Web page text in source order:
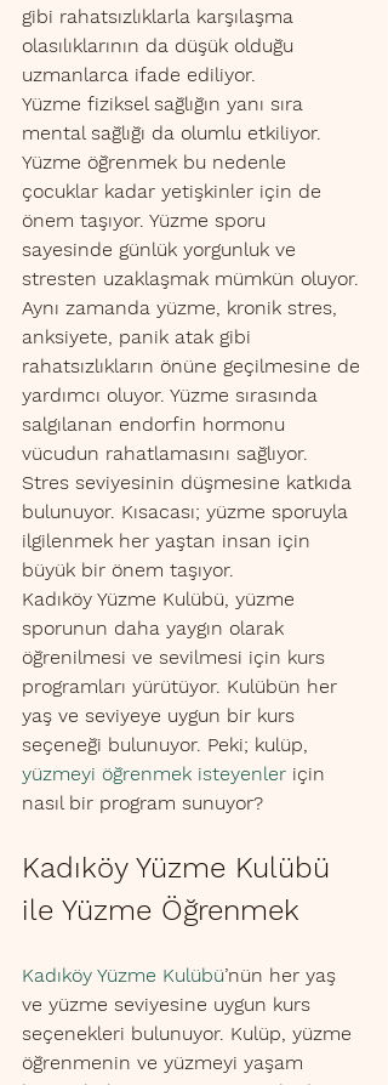
gibi rahatsızlıklarla karşılaşma
olasılıklarının da düşük olduğu
uzmanlarca ifade ediliyor.
Yüzme fiziksel sağlığın yanı sıra
mental sağlığı da olumlu etkiliyor.
Yüzme öğrenmek bu nedenle
çocuklar kadar yetişkinler için de
önem taşıyor. Yüzme sporu
sayesinde günlük yorgunluk ve
stresten uzaklaşmak mümkün oluyor.
Aynı zamanda yüzme, kronik stres,
anksiyete, panik atak gibi
rahatsızlıkların önüne geçilmesine de
yardımcı oluyor. Yüzme sırasında
salgılanan endorfin hormonu
vücudun rahatlamasını sağlıyor.
Stres seviyesinin düşmesine katkıda
bulunuyor. Kısacası; yüzme sporuyla
ilgilenmek her yaştan insan için
büyük bir önem taşıyor.
Kadıköy Yüzme Kulübü, yüzme
sporunun daha yaygın olarak
öğrenilmesi ve sevilmesi için kurs
programları yürütüyor. Kulübün her
yaş ve seviyeye uygun bir kurs
seçeneği bulunuyor. Peki; kulüp,
yüzmeyi öğrenmek isteyenler için
nasıl bir program sunuyor?
Kadıköy Yüzme Kulübü
ile Yüzme Öğrenmek
Kadıköy Yüzme Kulübü’nün her yaş
ve yüzme seviyesine uygun kurs
seçenekleri bulunuyor. Kulüp, yüzme
öğrenmenin ve yüzmeyi yaşam